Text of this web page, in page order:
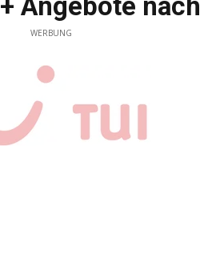
WERBUNG